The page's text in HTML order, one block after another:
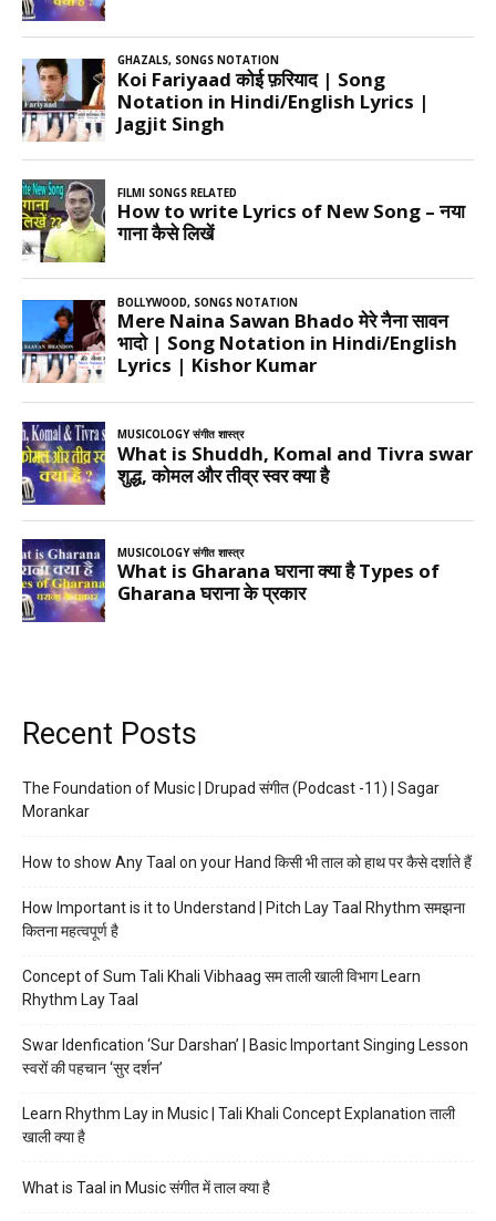
Recent Posts
The Foundation of Music | Drupad संगीत (Podcast -11) | Sagar
Morankar
How to show Any Taal on your Hand किसी भी ताल को हाथ पर कैसे दर्शाते हैं
How Important is it to Understand | Pitch Lay Taal Rhythm समझना
कितना महत्वपूर्ण है
Concept of Sum Tali Khali Vibhaag सम ताली खाली विभाग Learn
Rhythm Lay Taal
Swar Idenfication ‘Sur Darshan’ | Basic Important Singing Lesson
स्वरों की पहचान ‘सुर दर्शन’
Learn Rhythm Lay in Music | Tali Khali Concept Explanation ताली
खाली क्या है
What is Taal in Music संगीत में ताल क्या है